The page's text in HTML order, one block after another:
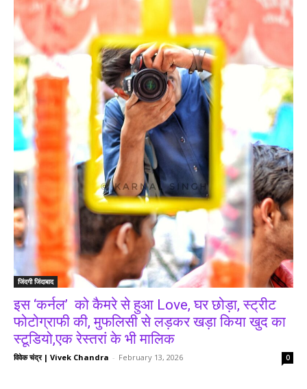
जिंदगी जिंदाबाद
इस ‘कर्नल’ को कैमरे से हुआ Love, घर छोड़ा, स्ट्रीट
फोटोग्राफी की, मुफलिसी से लड़कर खड़ा किया खुद का
स्टूडियो,एक रेस्तरां के भी मालिक
विवेक चंद्र | Vivek Chandra - February 13, 2026 0